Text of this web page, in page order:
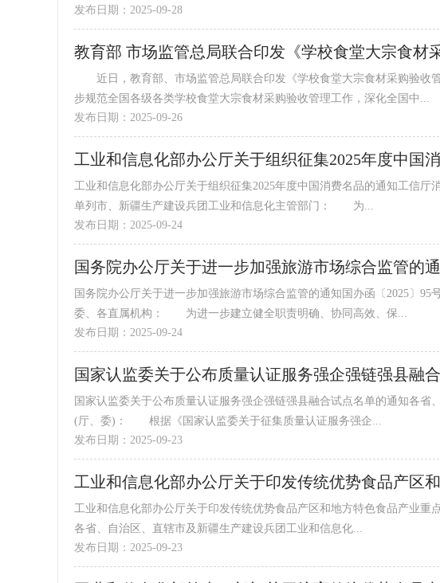
发布日期：2025-09-28
教育部 市场监管总局联合印发《学校食堂大宗食材
近日，教育部、市场监管总局联合印发《学校食堂大宗食材采购验收
步规范全国各级各类学校食堂大宗食材采购验收管理工作，深化全国中...
发布日期：2025-09-26
工业和信息化部办公厅关于组织征集2025年度中国
工业和信息化部办公厅关于组织征集2025年度中国消费名品的通知工信厅
单列市、新疆生产建设兵团工业和信息化主管部门： 为...
发布日期：2025-09-24
国务院办公厅关于进一步加强旅游市场综合监管的
国务院办公厅关于进一步加强旅游市场综合监管的通知国办函〔2025〕
委、各直属机构： 为进一步建立健全职责明确、协同高效、保...
发布日期：2025-09-24
国家认监委关于公布质量认证服务强企强链强县融
国家认监委关于公布质量认证服务强企强链强县融合试点名单的通知各省
(厅、委)： 根据《国家认监委关于征集质量认证服务强企...
发布日期：2025-09-23
工业和信息化部办公厅关于印发传统优势食品产区和地方特色食品产业重
各省、自治区、直辖市及新疆生产建设兵团工业和信息化...
发布日期：2025-09-23